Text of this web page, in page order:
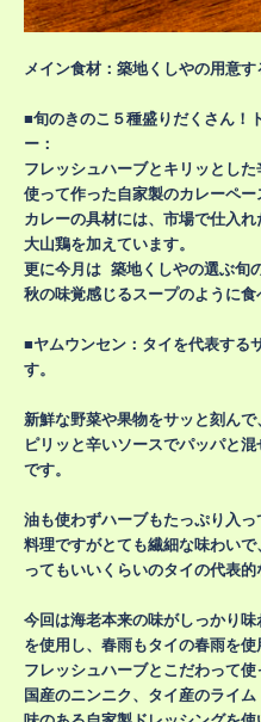
メイン食材：築地くしやの用意
■旬のきのこ５種盛りだくさん！
ー：
フレッシュハーブとキリッとし
使って作った自家製のカレーペー
カレーの具材には、市場で仕入
大山鶏を加えています。
更に今月は 築地くしやの選ぶ旬
秋の味覚感じるスープのように食
■ヤムウンセン：タイを代表する
す。
新鮮な野菜や果物をサッと刻ん
ピリッと辛いソースでパッパと
です。
油も使わずハーブもたっぷり入
料理ですがとても繊細な味わい
ってもいいくらいのタイの代表的
今回は海老本来の味がしっかり
を使用し、春雨もタイの春雨を使
フレッシュハーブとこだわって使
国産のニンニク、タイ産のライ